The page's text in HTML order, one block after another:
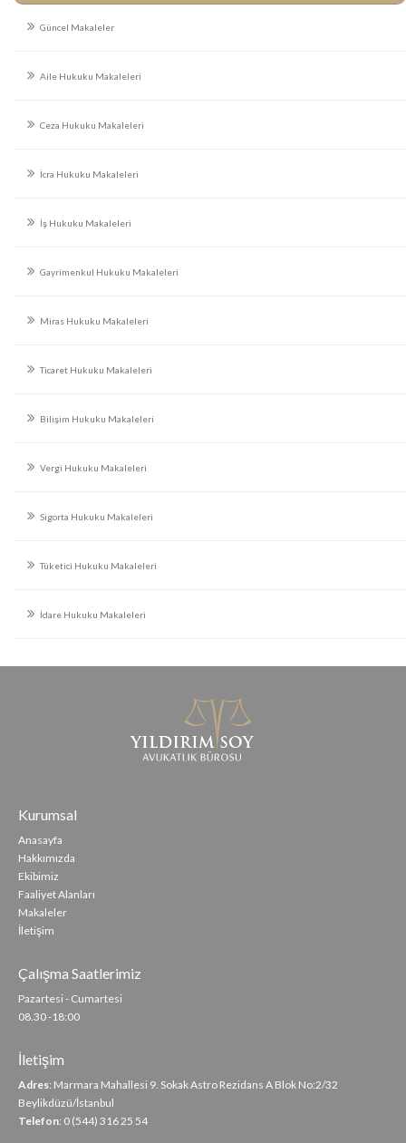
Güncel Makaleler
Aile Hukuku Makaleleri
Ceza Hukuku Makaleleri
İcra Hukuku Makaleleri
İş Hukuku Makaleleri
Gayrimenkul Hukuku Makaleleri
Miras Hukuku Makaleleri
Ticaret Hukuku Makaleleri
Bilişim Hukuku Makaleleri
Vergi Hukuku Makaleleri
Sigorta Hukuku Makaleleri
Tüketici Hukuku Makaleleri
İdare Hukuku Makaleleri
Kurumsal
Anasayfa
Hakkımızda
Ekibimiz
Faaliyet Alanları
Makaleler
İletişim
Çalışma Saatlerimiz
Pazartesi - Cumartesi
08.30 -18:00
İletişim
Adres: Marmara Mahallesi 9. Sokak Astro Rezidans A Blok No:2/32
Beylikdüzü/İstanbul
Telefon: 0 (544) 316 25 54